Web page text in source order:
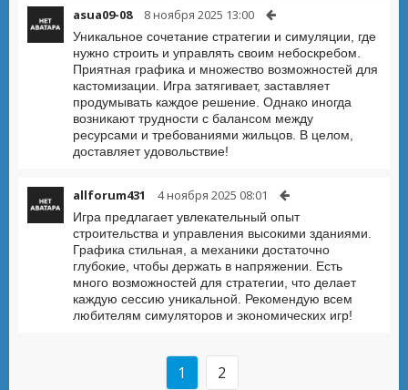
asua09-08 8 ноября 2025 13:00
Уникальное сочетание стратегии и симуляции, где
нужно строить и управлять своим небоскребом.
Приятная графика и множество возможностей для
кастомизации. Игра затягивает, заставляет
продумывать каждое решение. Однако иногда
возникают трудности с балансом между
ресурсами и требованиями жильцов. В целом,
доставляет удовольствие!
allforum431 4 ноября 2025 08:01
Игра предлагает увлекательный опыт
строительства и управления высокими зданиями.
Графика стильная, а механики достаточно
глубокие, чтобы держать в напряжении. Есть
много возможностей для стратегии, что делает
каждую сессию уникальной. Рекомендую всем
любителям симуляторов и экономических игр!
1 2